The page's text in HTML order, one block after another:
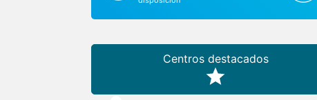
Centros destacados